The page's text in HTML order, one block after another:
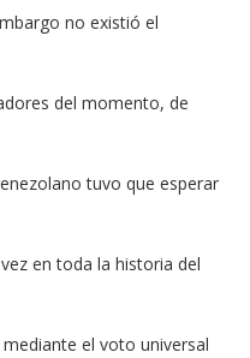
no existió el
del momento, de
tuvo que esperar
en toda la historia del
el voto universal